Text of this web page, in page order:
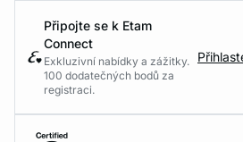
Připojte se k Etam
Connect
Exkluzivní nabídky a zážitky.
100 dodatečných bodů za
registraci.